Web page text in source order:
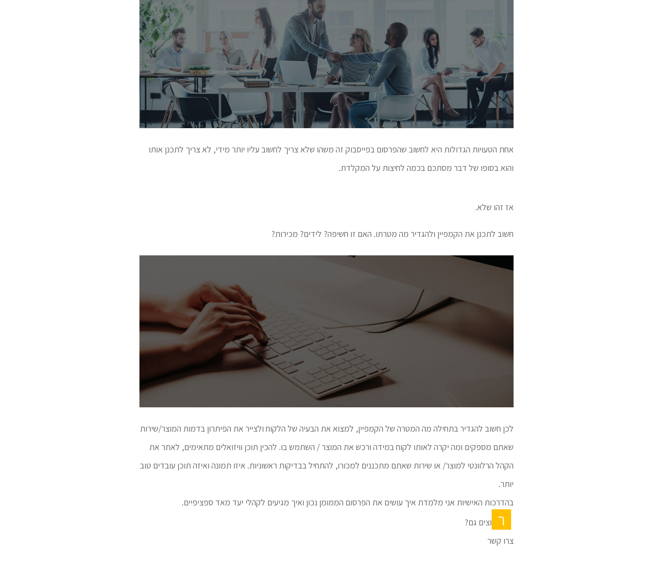
אחת הטעויות הגדולות היא לחשוב שהפרסום בפייסבוק זה משהו שלא צריך לחשוב עליו יותר מידי, לא צריך לתכנן אותו
והוא בסופו של דבר מסתכם בכמה לחיצות על המקלדת.
אז זהו שלא.
חשוב לתכנן את הקמפיין ולהגדיר מה מטרתו. האם זו חשיפה? לידים? מכירות?
לכן חשוב להגדיר בתחילה מה המטרה של הקמפיין, למצוא את הבעיה של הלקוח ולצייר את הפיתרון בדמות המוצר/שירות
שאתם מספקים ומה יקרה לאותו לקוח במידה ורכש את המוצר / השתמש בו. להכין תוכן וויזואלים מתאימים, לאתר את
הקהל הרלוונטי למוצר/ או שירות שאתם מתכננים למכורו, להתחיל בבדיקות ראשוניות. איזו תמונה ואיזה תוכן עובדים טוב
יותר.
בהדרכות האישיות אני מלמדת איך עושים את הפרסום הממומן נכון ואיך מגיעים לקהלי יעד מאד ספציפיים.
ר
וצים גם?
צרו קשר